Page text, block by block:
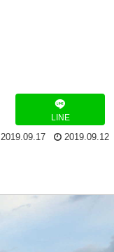
LINE
2019.09.17 2019.09.12